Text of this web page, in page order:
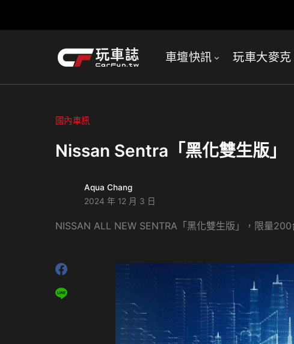
車壇快訊 玩車大麥克
國內車訊
Nissan Sentra「黑化雙生版
Aqua Chang
2024 年 12 月 3 日
NISSAN ALL NEW SENTRA「黑化雙生版」，限量